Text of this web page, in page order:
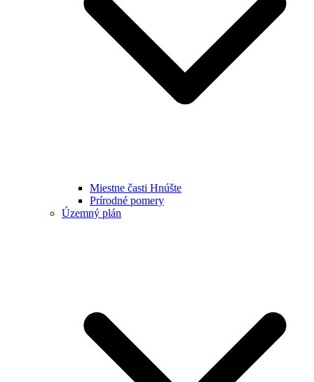
Miestne časti Hnúšte
Prírodné pomery
Územný plán